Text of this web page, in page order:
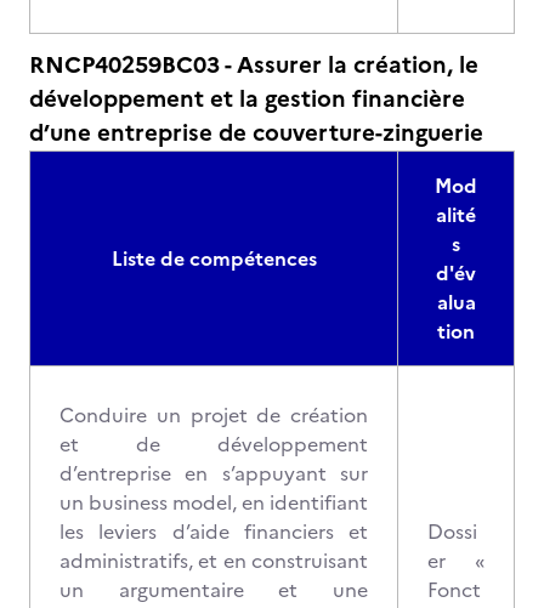
RNCP40259BC03 - Assurer la création, le
développement et la gestion financière
d’une entreprise de couverture-zinguerie
Liste de compétences
Mod
alité
s
d'év
alua
tion
Conduire un projet de création
et de développement
d’entreprise en s’appuyant sur
un business model, en identifiant
les leviers d’aide financiers et
administratifs, et en construisant
un argumentaire et une
Dossi
er «
Fonct